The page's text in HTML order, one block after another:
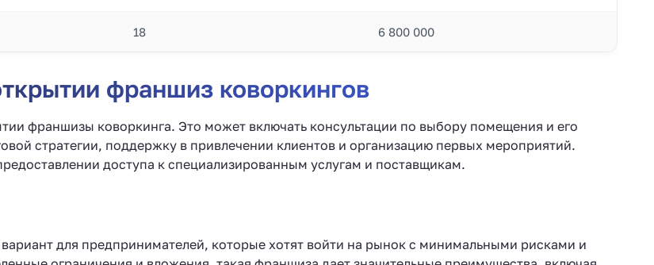
18 6 800 000
франшиз коворкингов
франшизы коворкинга. Это может включать консультации по выбору помещения и его
стратегии, поддержку в привлечении клиентов и организацию первых мероприятий.
доступа к специализированным услугам и поставщикам.
для предпринимателей, которые хотят войти на рынок с минимальными рисками и